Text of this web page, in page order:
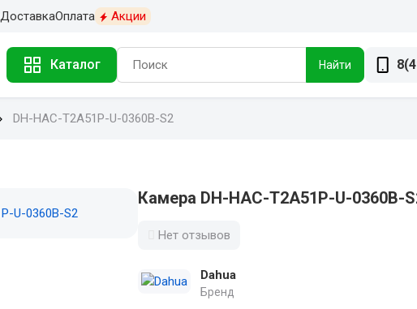
ДоставкаОплата Акции
Каталог Найти
DH-HAC-T2A51P-U-0360B-S2
Камера DH-HAC-T2A51P-U-0360B-
Нет отзывов
Dahua
Бренд